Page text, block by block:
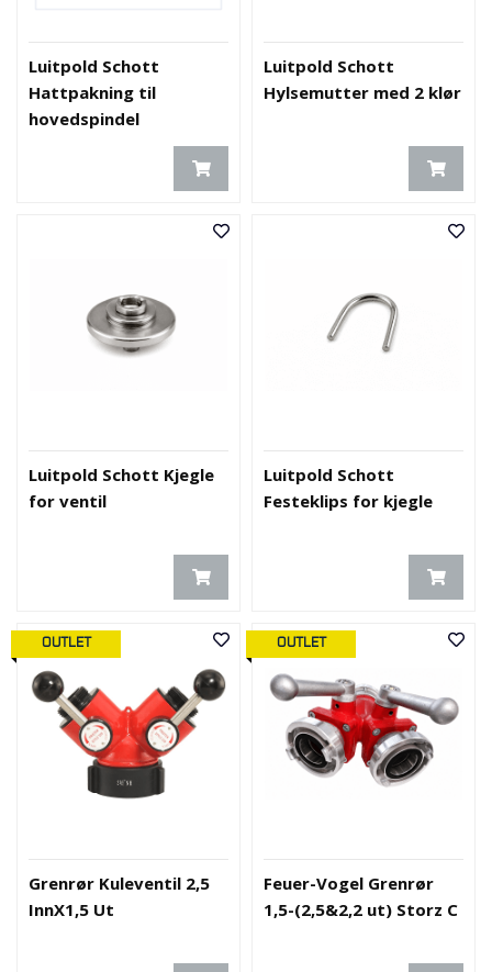
Luitpold Schott
Hattpakning til
hovedspindel
Luitpold Schott
Hylsemutter med 2 klør
Luitpold Schott Kjegle
for ventil
Luitpold Schott
Festeklips for kjegle
OUTLET
Grenrør Kuleventil 2,5
InnX1,5 Ut
OUTLET
Feuer-Vogel Grenrør
1,5-(2,5&2,2 ut) Storz C